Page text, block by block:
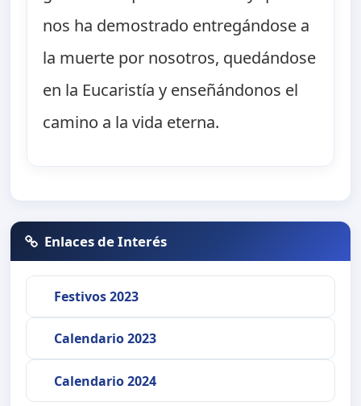
nos ha demostrado entregándose a
la muerte por nosotros, quedándose
en la Eucaristía y enseñándonos el
camino a la vida eterna.
Enlaces de Interés
Festivos 2023
Calendario 2023
Calendario 2024